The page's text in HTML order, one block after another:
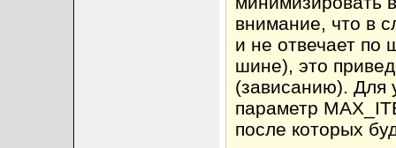
внимание, что в
и не отвечает по
шине), это
(зависанию). Для
параметр
после которых